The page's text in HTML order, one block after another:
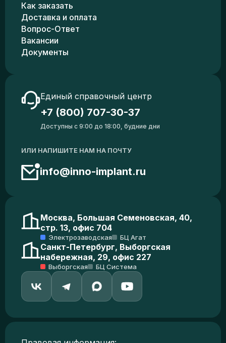
Как заказать
Доставка и оплата
Вопрос-Ответ
Вакансии
Документы
Единый справочный центр
+7 (800) 707-30-37
Доступны с 9:00 до 18:00, будние дни
ИЛИ НАПИШИТЕ НАМ НА ПОЧТУ
info@inno-implant.ru
Москва, Большая Семеновская, 40,
стр. 13, офис 704
Электрозаводская БЦ Агат
Санкт-Петербург, Выборгская
набережная, 29, офис 227
Выборгская БЦ Система